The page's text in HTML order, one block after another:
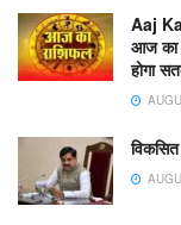
Aaj
आज का
होगा